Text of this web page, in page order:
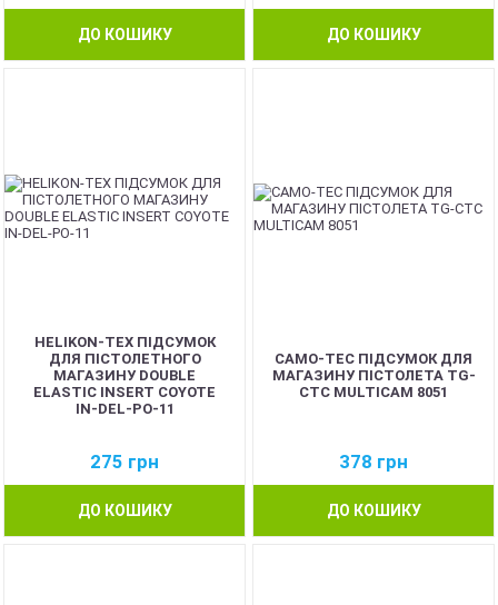
ДО КОШИКУ ДО КОШИКУ
HELIKON-TEX ПІДСУМОК
ДЛЯ ПІСТОЛЕТНОГО
МАГАЗИНУ DOUBLE
ELASTIC INSERT COYOTE
IN-DEL-PO-11
275 грн
ДО КОШИКУ
CAMO-TEC ПІДСУМОК ДЛЯ
МАГАЗИНУ ПІСТОЛЕТА TG-
CTC MULTICAM 8051
378 грн
ДО КОШИКУ